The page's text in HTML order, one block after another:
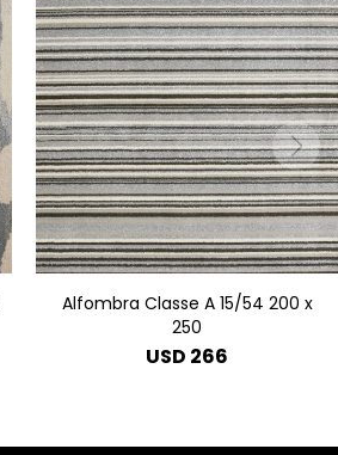
Alfombra Classe A 15/54 200 x
250
USD 266